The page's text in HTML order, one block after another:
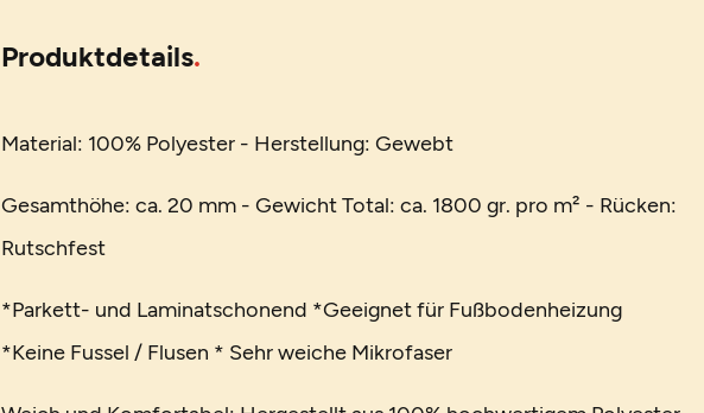
Produktdetails
Material: 100% Polyester - Herstellung: Gewebt
Gesamthöhe: ca. 20 mm - Gewicht Total: ca. 1800 gr. pro m² - Rücken:
Rutschfest
*Parkett- und Laminatschonend *Geeignet für Fußbodenheizung
*Keine Fussel / Flusen * Sehr weiche Mikrofaser